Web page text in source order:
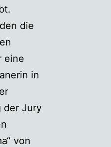
die
eine
in
der Jury
von